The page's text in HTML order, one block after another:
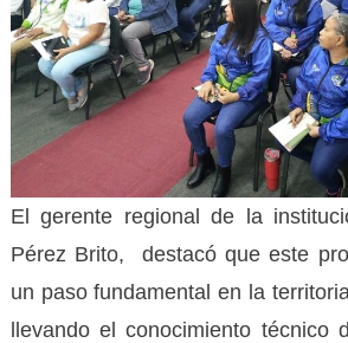
El gerente regional de la
Pérez Brito, destacó que este
un paso fundamental en la
llevando el conocimiento técnico